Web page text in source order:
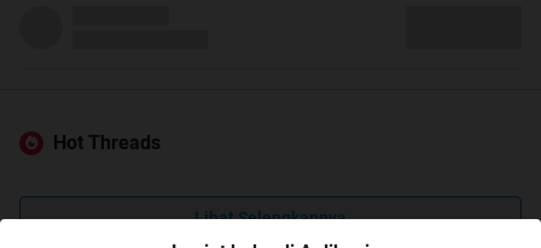
Hot Threads
Lihat Selengkapnya